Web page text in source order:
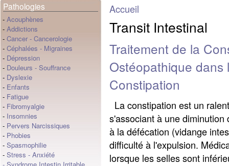
Pathologies
- Acouphènes
- Addictions
- Cancer - Cancerologie
- Céphalées - Migraines
- Dépression
- Douleurs - Souffrance
- Dyslexie
- Enfants
- Fatigue
- Fibromyalgie
- Insomnies
- Pervers Narcissiques
- Phobies
- Spasmophilie
- Stress - Anxiété
Accueil
Transit Intestinal
Traitement de la
Ostéopathique
Constipation
La constipation est un
s'associant à une
à la défécation (vidange
difficulté à l'expulsion.
lorsque les selles sont